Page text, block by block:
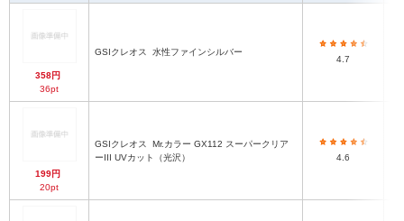
358円
36pt
GSIクレオス 水性ファインシルバー
4.7
199円
20pt
GSIクレオス
ーIII UVカット（光沢）
4.6